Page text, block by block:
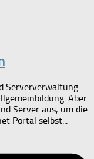
Serververwaltung
Aber
Server aus, um die
Portal selbst...